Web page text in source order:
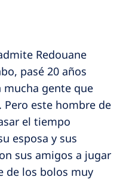
Redouane
pasé 20 años
mucha gente que
Pero este hombre de
el tiempo
esposa y sus
sus amigos a jugar
de los bolos muy